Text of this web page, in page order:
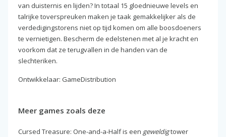
van duisternis en lijden? In totaal 15 gloednieuwe levels en
talrijke toverspreuken maken je taak gemakkelijker als de
verdedigingstorens niet op tijd komen om alle boosdoeners
te vernietigen. Bescherm de edelstenen met al je kracht en
voorkom dat ze terugvallen in de handen van de
slechteriken.
Ontwikkelaar: GameDistribution
Meer games zoals deze
Cursed Treasure: One-and-a-Half is een geweldigtower